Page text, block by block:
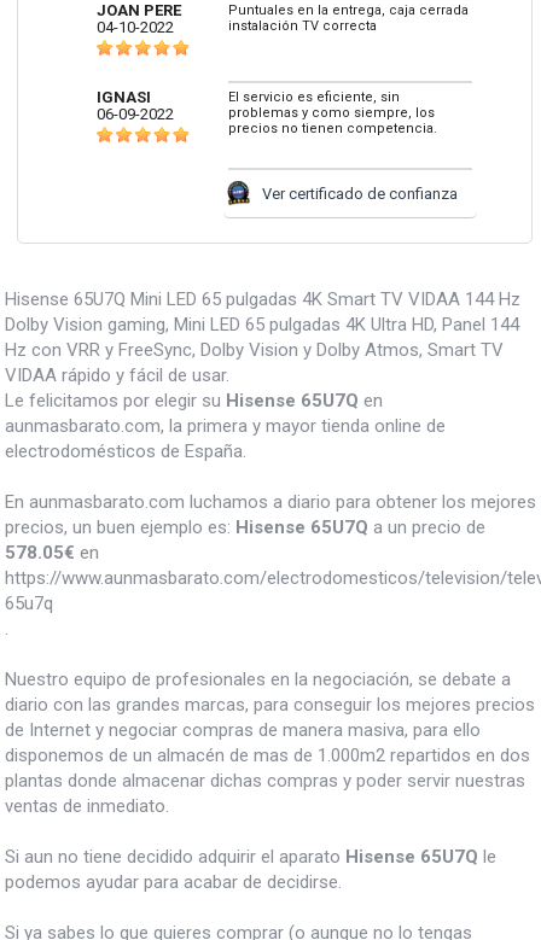
JOAN PERE
04-10-2022
Puntuales en la entrega, caja cerrada
instalación TV correcta
IGNASI
06-09-2022
El servicio es eficiente, sin
problemas y como siempre, los
precios no tienen competencia.
Ver certificado de confianza
Hisense 65U7Q Mini LED 65 pulgadas 4K Smart TV VIDAA 144 Hz
Dolby Vision gaming, Mini LED 65 pulgadas 4K Ultra HD, Panel 144
Hz con VRR y FreeSync, Dolby Vision y Dolby Atmos, Smart TV
VIDAA rápido y fácil de usar.
Le felicitamos por elegir su Hisense 65U7Q en
aunmasbarato.com, la primera y mayor tienda online de
electrodomésticos de España.
En aunmasbarato.com luchamos a diario para obtener los mejores
precios, un buen ejemplo es: Hisense 65U7Q a un precio de
578.05€ en
https://www.aunmasbarato.com/electrodomesticos/television/
65u7q
.
Nuestro equipo de profesionales en la negociación, se debate a
diario con las grandes marcas, para conseguir los mejores precios
de Internet y negociar compras de manera masiva, para ello
disponemos de un almacén de mas de 1.000m2 repartidos en dos
plantas donde almacenar dichas compras y poder servir nuestras
ventas de inmediato.
Si aun no tiene decidido adquirir el aparato Hisense 65U7Q le
podemos ayudar para acabar de decidirse.
Si ya sabes lo que quieres comprar (o aunque no lo tengas